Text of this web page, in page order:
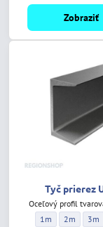
Zobraziť
Tyč prierez
Oceľový profil
Tyč prierez U 65 -
1m Tyč prierez
2m Tyč
3m